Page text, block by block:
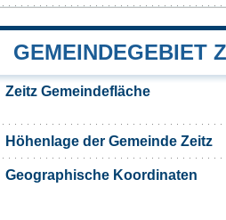
GEMEINDEGEBIET
Zeitz Gemeindefläche
Höhenlage der Gemeinde Zeitz
Geographische Koordinaten